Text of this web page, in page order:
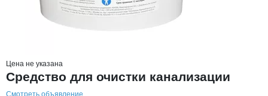
Цена не указана
Средство для очистки канализации
Смотреть объявление